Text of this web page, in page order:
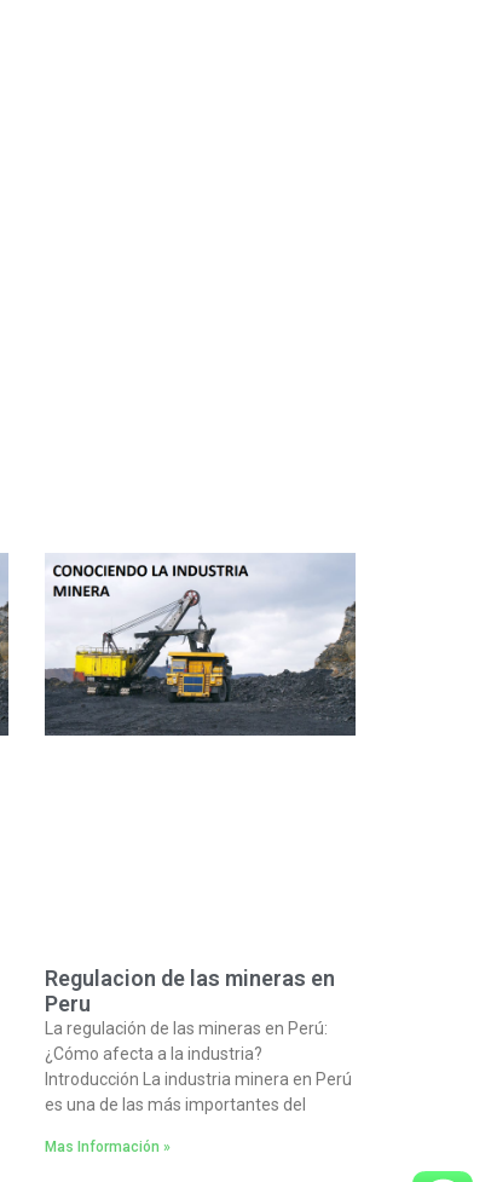
Regulacion de las mineras en
Peru
La regulación de las mineras en Perú:
¿Cómo afecta a la industria?
Introducción La industria minera en Perú
es una de las más importantes del
Mas Información »